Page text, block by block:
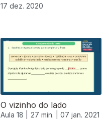
17 dez. 2020
O vizinho do lado
Aula 18 | 27 min. | 07 jan. 2021